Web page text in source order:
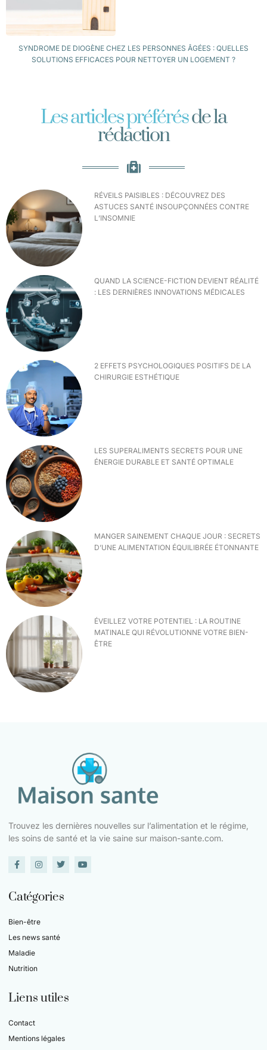
SYNDROME DE DIOGÈNE CHEZ LES PERSONNES ÂGÉES : QUELLES
SOLUTIONS EFFICACES POUR NETTOYER UN LOGEMENT ?
Les articles préférésde la
rédaction
RÉVEILS PAISIBLES : DÉCOUVREZ DES
ASTUCES SANTÉ INSOUPÇONNÉES CONTRE
L’INSOMNIE
QUAND LA SCIENCE-FICTION DEVIENT RÉALITÉ
: LES DERNIÈRES INNOVATIONS MÉDICALES
2 EFFETS PSYCHOLOGIQUES POSITIFS DE LA
CHIRURGIE ESTHÉTIQUE
LES SUPERALIMENTS SECRETS POUR UNE
ÉNERGIE DURABLE ET SANTÉ OPTIMALE
MANGER SAINEMENT CHAQUE JOUR : SECRETS
D’UNE ALIMENTATION ÉQUILIBRÉE ÉTONNANTE
ÉVEILLEZ VOTRE POTENTIEL : LA ROUTINE
MATINALE QUI RÉVOLUTIONNE VOTRE BIEN-
ÊTRE
Trouvez les dernières nouvelles sur l’alimentation et le régime,
les soins de santé et la vie saine sur maison-sante.com.
Catégories
Bien-être
Les news santé
Maladie
Nutrition
Liens utiles
Contact
Mentions légales